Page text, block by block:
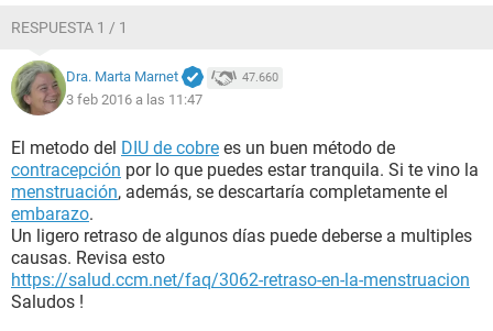
RESPUESTA 1 / 1
Dra. Marta Marnet 47.660
3 feb 2016 a las 11:47
El metodo del DIU de cobre es un buen método de
contracepción por lo que puedes estar tranquila. Si te vino la
menstruación, además, se descartaría completamente el
embarazo.
Un ligero retraso de algunos días puede deberse a multiples
causas. Revisa esto
https://salud.ccm.net/faq/3062-retraso-en-la-menstruacion
Saludos !